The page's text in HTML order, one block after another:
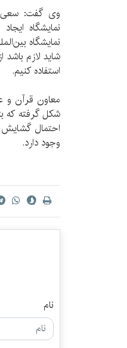
وی گفت: سعی
نمایشگاه
نمایشگاه
شاید لازم
استفاده کنیم.
معاون قرآن و
شکل گرفته که
احتمال گشایش
وجود دارد.
نام